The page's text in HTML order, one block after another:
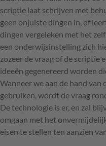
scriptie laat schrijven met
geen onjuiste dingen in, of
dingen vergeleken met het
een onderwijsinstelling zich
zozeer de vraag of de scriptie
ideeën gegenereerd worden
Wanneer we aan de hand
gebruiken, wordt de vraag
De technologie is er, en zal
omgaan met het
eisen te stellen ten aanzien